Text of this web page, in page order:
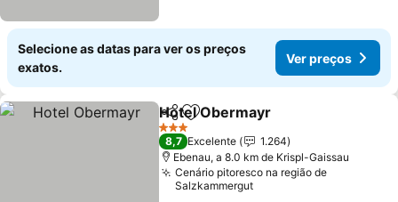
Selecione as datas para ver os preços
exatos.
Ver preços
PartilharAdicionar aos favoritos
Hotel Obermayr
3 Estrelas
8,7 Excelente
1.264
Ebenau, a 8.0 km de Krispl-Gaissau
Cenário pitoresco na região de
Salzkammergut